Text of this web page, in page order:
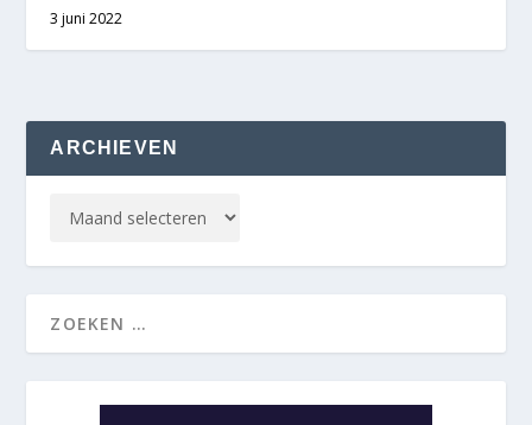
3 juni 2022
ARCHIEVEN